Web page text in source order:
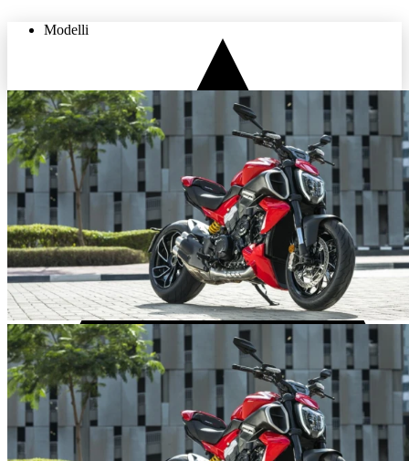
THE LAND OF JOY
Modelli
Usato
Servizi